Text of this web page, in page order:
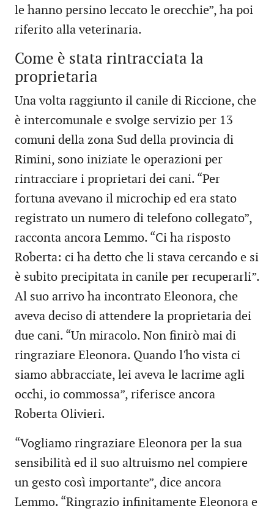
le hanno persino leccato le orecchie”, ha poi
riferito alla veterinaria.
Come è stata rintracciata la
proprietaria
Una volta raggiunto il canile di Riccione, che
è intercomunale e svolge servizio per 13
comuni della zona Sud della provincia di
Rimini, sono iniziate le operazioni per
rintracciare i proprietari dei cani. “Per
fortuna avevano il microchip ed era stato
registrato un numero di telefono collegato”,
racconta ancora Lemmo. “Ci ha risposto
Roberta: ci ha detto che li stava cercando e si
è subito precipitata in canile per recuperarli”.
Al suo arrivo ha incontrato Eleonora, che
aveva deciso di attendere la proprietaria dei
due cani. “Un miracolo. Non finirò mai di
ringraziare Eleonora. Quando l'ho vista ci
siamo abbracciate, lei aveva le lacrime agli
occhi, io commossa”, riferisce ancora
Roberta Olivieri.
“Vogliamo ringraziare Eleonora per la sua
sensibilità ed il suo altruismo nel compiere
un gesto così importante”, dice ancora
Lemmo. “Ringrazio infinitamente Eleonora e